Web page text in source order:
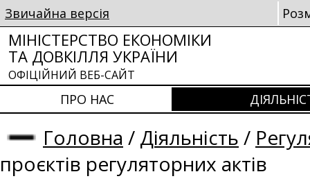
Звичайна версія
МІНІСТЕРСТВО ЕКОНОМІКИ
ТА ДОВКІЛЛЯ УКРАЇНИ
ОФІЦІЙНИЙ ВЕБ-САЙТ
ПРО НАС
Головна / Діяльність /
проєктів регуляторних актів